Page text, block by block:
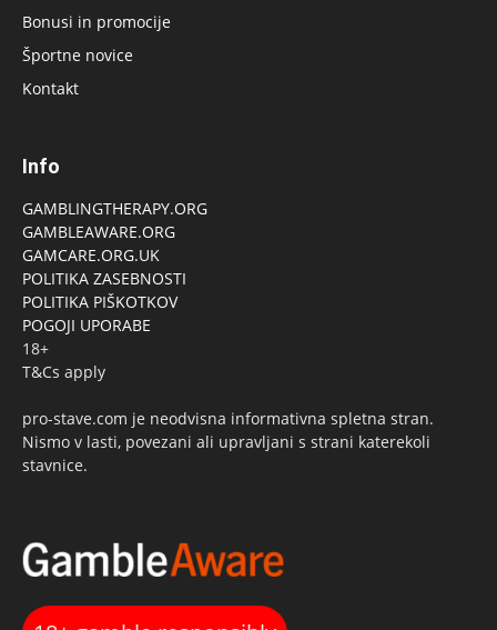
Bonusi in promocije
Športne novice
Kontakt
Info
GAMBLINGTHERAPY.ORG
GAMBLEAWARE.ORG
GAMCARE.ORG.UK
POLITIKA ZASEBNOSTI
POLITIKA PIŠKOTKOV
POGOJI UPORABE
18+
T&Cs apply
pro-stave.com je neodvisna informativna spletna stran.
Nismo v lasti, povezani ali upravljani s strani katerekoli
stavnice.